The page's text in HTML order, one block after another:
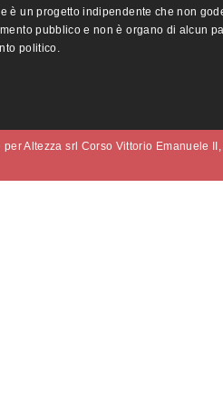
è un progetto indipendente che non
pubblico e non è organo di alcun
politico.
Altezza srl Corso Vittorio Emanuele II,